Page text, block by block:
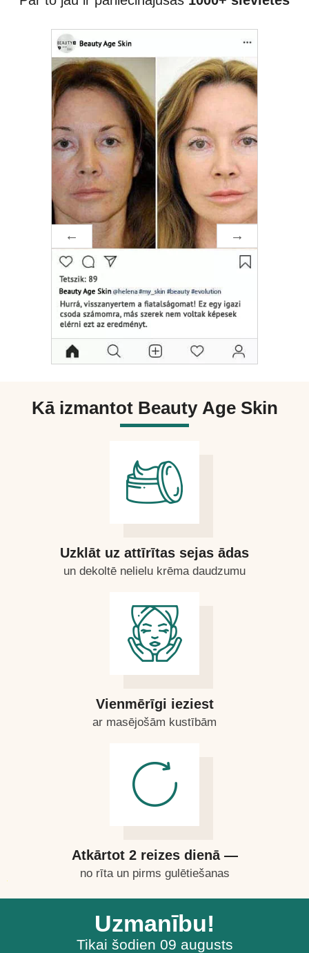
vērtīgās vielas. Neliela līdzekļa
daudzuma man pietiek uz sejas +
dekoltē zonai. Vienai krēma burciņai
vidēji jāpietiek uz vienu lietošanas
kursu — 30 dienas.
Rezultāts tiešām redzams uzreiz:
rodas viegls patīkamu mirdzums uz
ādas, tā kļūst gluda un līdzena,
krēms tiek galā ar lobīšanos,
izlīdzina to.
Regulāri lietojot, rezultāts ir
iespaidīgs: āda ir gluda, skaista,
gluda, tvirta, izskatās vesela un
kopta, sejas krāsa viendabīga. Ir
kļuvušas mazāk pamanāmas
grumbiņas.
Tonālie līdzekļi uz krēma klājas labi,
nesaveļas un turas labi, bet pēc
krēma man pat negribas tos
izmantot. Iesaku izmēģināt
Beauty Age Skin visiem, kas vēlas
pagarināt jaunību vai jau ir
saskārušies ar krunciņām. Iesaku!
Kā izmantot Beauty Age Skin
Uzklāt uz attīrītas sejas ādas
un dekoltē nelielu krēma daudzumu
Vienmērīgi ieziest
ar masējošām kustībām
Atkārtot 2 reizes dienā —
no rīta un pirms gulētiešanas
Uzmanību!
Tikai šodien 09 augusts